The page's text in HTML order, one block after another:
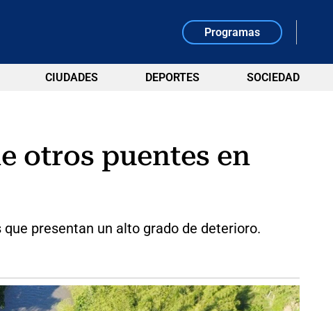
Programas
CIUDADES DEPORTES SOCIEDAD
otros puentes en
presentan un alto grado de deterioro.